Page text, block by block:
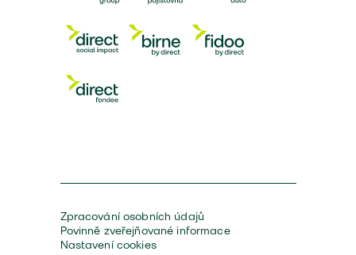
Zpracování osobních údajů
Povinně zveřejňované informace
Nastavení cookies